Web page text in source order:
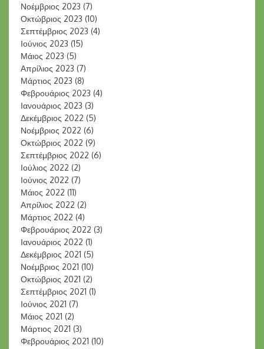
Νοέμβριος 2023 (7)
Οκτώβριος 2023 (10)
Σεπτέμβριος 2023 (4)
Ιούνιος 2023 (15)
Μάιος 2023 (5)
Απρίλιος 2023 (7)
Μάρτιος 2023 (8)
Φεβρουάριος 2023 (4)
Ιανουάριος 2023 (3)
Δεκέμβριος 2022 (5)
Νοέμβριος 2022 (6)
Οκτώβριος 2022 (9)
Σεπτέμβριος 2022 (6)
Ιούλιος 2022 (2)
Ιούνιος 2022 (7)
Μάιος 2022 (11)
Απρίλιος 2022 (2)
Μάρτιος 2022 (4)
Φεβρουάριος 2022 (3)
Ιανουάριος 2022 (1)
Δεκέμβριος 2021 (5)
Νοέμβριος 2021 (10)
Οκτώβριος 2021 (2)
Σεπτέμβριος 2021 (1)
Ιούνιος 2021 (7)
Μάιος 2021 (2)
Μάρτιος 2021 (3)
Φεβρουάριος 2021 (10)